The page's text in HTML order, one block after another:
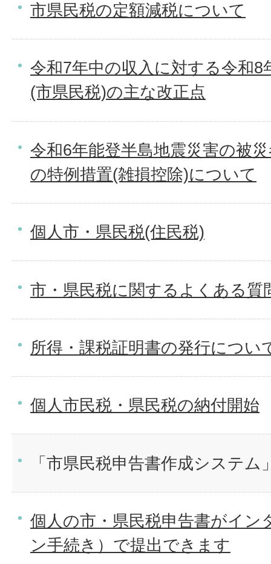
市県民税の定額減税について
令和7年中の収入に対する令和8
(市県民税)の主な改正点
令和6年能登半島地震災害の被
の特例措置(雑損控除)について
個人市・県民税(住民税)
市・県民税に関するよくある質
所得・課税証明書の発行につい
個人市民税・県民税の納付開始
「市県民税申告書作成システ
個人の市・県民税申告書がイン
ン手続き）で提出できます